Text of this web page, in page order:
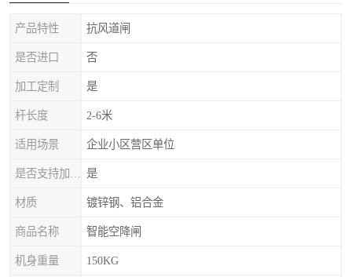
产品特性 抗风道闸
是否进口 否
加工定制 是
杆长度 2-6米
适用场景 企业小区营区单位
是
材质 镀锌钢、铝合金
商品名称 智能空降闸
机身重量 150KG